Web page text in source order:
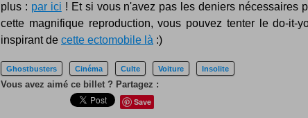
plus : par ici ! Et si vous n'avez pas les deniers nécessaires
cette magnifique reproduction, vous pouvez tenter le do-it-
inspirant de cette ectomobile là :)
Ghostbusters Cinéma Culte Voiture Insolite
Vous avez aimé ce billet ? Partagez :
Save